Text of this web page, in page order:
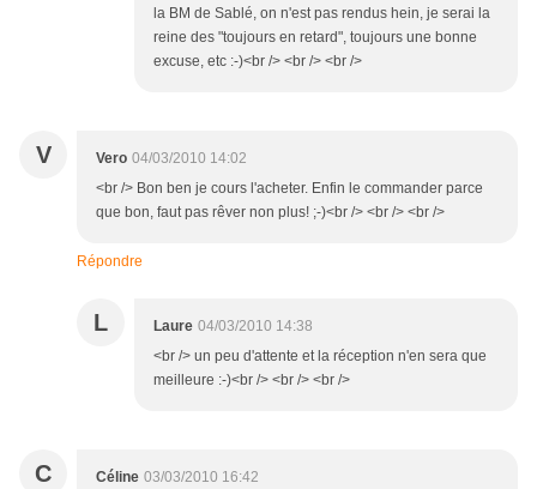
la BM de Sablé, on n'est pas rendus hein, je serai la
reine des "toujours en retard", toujours une bonne
excuse, etc :-)<br /> <br /> <br />
V Vero 04/03/2010 14:02
<br /> Bon ben je cours l'acheter. Enfin le commander parce
que bon, faut pas rêver non plus! ;-)<br /> <br /> <br />
Répondre
L Laure 04/03/2010 14:38
<br /> un peu d'attente et la réception n'en sera que
meilleure :-)<br /> <br /> <br />
C Céline 03/03/2010 16:42